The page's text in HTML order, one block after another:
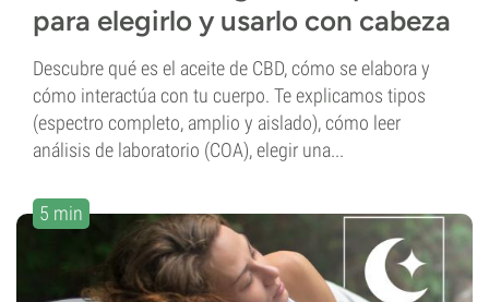
para elegirlo y usarlo con cabeza
Descubre qué es el aceite de CBD, cómo se elabora y
cómo interactúa con tu cuerpo. Te explicamos tipos
(espectro completo, amplio y aislado), cómo leer
análisis de laboratorio (COA), elegir una...
5 min